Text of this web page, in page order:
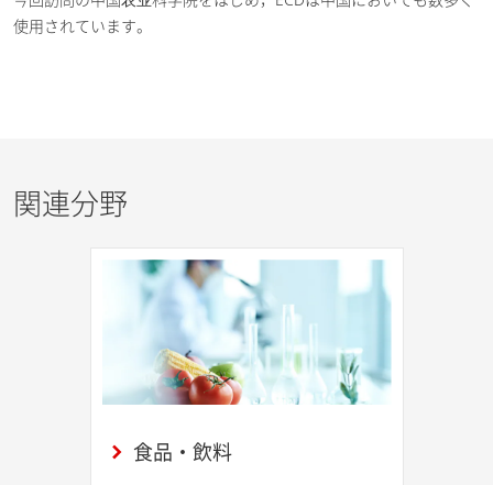
使用されています。
関連分野
食品・飲料